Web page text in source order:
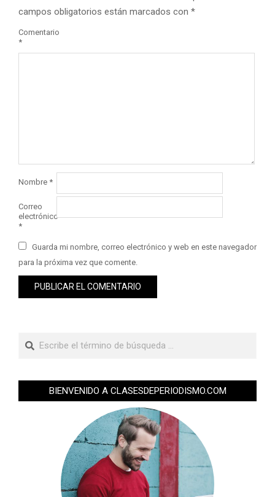
campos obligatorios están marcados con *
Comentario
*
Nombre *
Correo
electrónico
*
Guarda mi nombre, correo electrónico y web en este navegador
para la próxima vez que comente.
BIENVENIDO A CLASESDEPERIODISMO.COM